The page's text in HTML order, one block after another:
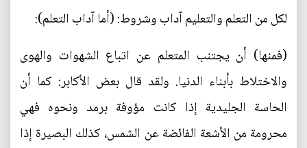
لكل من التعلم والتعليم آداب وشروط: (أما آداب التعلم):
(فمنها) أن يجتنب المتعلم عن اتباع الشهوات والهوى
والاختلاط بأبناء الدنيا. ولقد قال بعض الأكابر: كما أن
الحاسة الجليدية إذا كانت مؤوفة برمد ونحوه فهي
محرومة من الأشعة الفائضة عن الشمس، كذلك البصيرة إذا